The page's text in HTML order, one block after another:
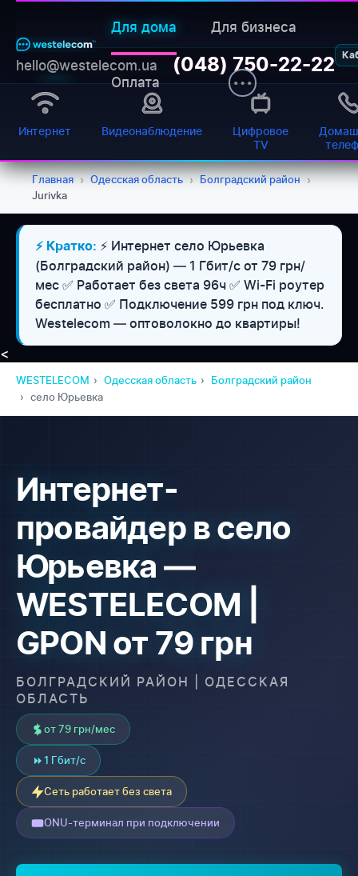
Для дома Для бизнеса
Оплата
hello@westelecom.ua (048) 750-22-22
Интернет Видеонаблюдение
Цифровое
TV
Главная › Одесская область › Болградский район ›
Jurivka
⚡ Кратко: ⚡ Интернет село Юрьевка
(Болградский район) — 1 Гбит/с от 79 грн/
мес ✅ Работает без света 96ч ✅ Wi-Fi роутер
бесплатно ✅ Подключение 599 грн под ключ.
Westelecom — оптоволокно до квартиры!
<
WESTELECOM Одесская область
Болградский район
село Юрьевка
Интернет-
провайдер в село
Юрьевка —
WESTELECOM |
GPON от 79 грн
БОЛГРАДСКИЙ РАЙОН | ОДЕССКАЯ
ОБЛАСТЬ
от 79 грн/мес
1 Гбит/с
Сеть работает без света
ONU-терминал при подключении